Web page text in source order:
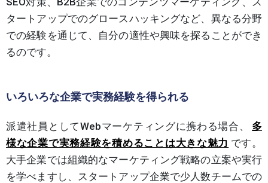
タートアップでのグロースハッキングなど、異なる分野
での経験を通じて、自分の適性や興味を探ることができ
るのです。
いろいろな企業で実務経験を得られる
派遣社員としてWebマーケティングに携わる場合、
多
様な企業で実務経験を積めることは大きな魅力 です。
大手企業では組織的なマーケティング戦略の立案や実行
を学べますし、スタートアップ企業で少人数チームでの